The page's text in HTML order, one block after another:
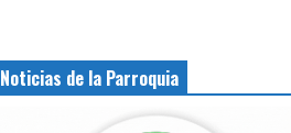
Noticias de la Parroquia